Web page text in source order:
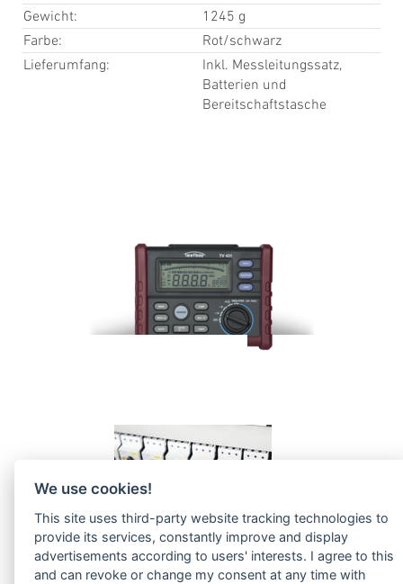
Gewicht:
1245 g
Farbe:
Rot/schwarz
Lieferumfang:
Inkl. Messleitungssatz,
Batterien und
Bereitschaftstasche
We use cookies!
This site uses third-party website tracking technologies to
provide its services, constantly improve and display
advertisements according to users' interests. I agree to this
and can revoke or change my consent at any time with